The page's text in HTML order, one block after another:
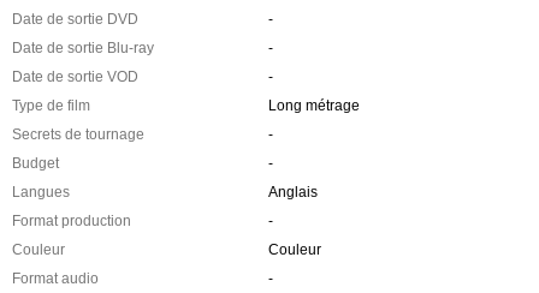
Date de sortie DVD
-
Date de sortie Blu-ray
-
Date de sortie VOD
-
Type de film
Long métrage
Secrets de tournage
-
Budget
-
Langues
Anglais
Format production
-
Couleur
Couleur
Format audio
-